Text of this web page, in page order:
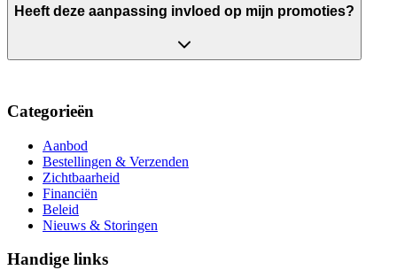
Heeft deze aanpassing invloed op mijn promoties?
Categorieën
Aanbod
Bestellingen & Verzenden
Zichtbaarheid
Financiën
Beleid
Nieuws & Storingen
Handige links